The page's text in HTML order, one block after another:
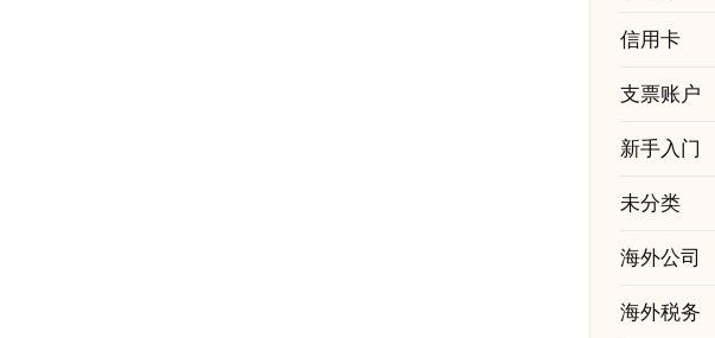
信用卡
支票账户
新手入门
未分类
海外公司
海外税务